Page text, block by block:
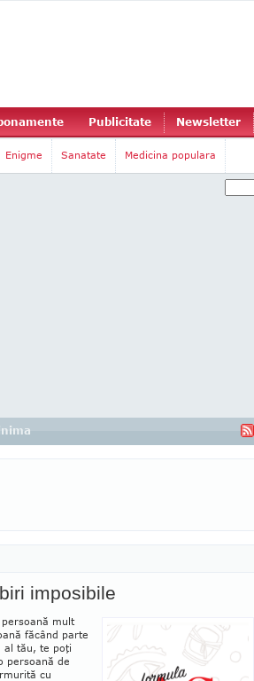
Publicitate Newsletter
Enigme Sanatate Medicina populara
imposibile
mult
făcând parte
al tău, te poţi
persoană de
cu